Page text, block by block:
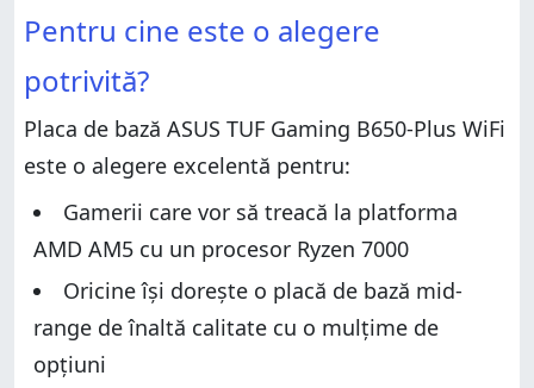
Verdict
Despachetarea plăcii de bază ASUS TUF Gaming
B650-Plus WiFi
ASUS TUF Gaming B650-Plus WiFi - Rezultatele
benchmarkurilor
Software inclus cu ASUS TUF Gaming B650-Plus WiFi
Ce părere ai despre ASUS TUF Gaming B650-Plus
WiFi?
Verdict
Despachetarea plăcii de bază ASUS TUF Gaming
Specificații hardware și design
ASUS TUF Gaming B650-Plus WiFi - Rezultatele
Software inclus cu ASUS TUF Gaming B650-Plus WiFi
Ce părere ai despre ASUS TUF Gaming B650-Plus
WiFi?
Pentru cine este o alegere
potrivită?
Placa de bază ASUS TUF Gaming B650-Plus WiFi
este o alegere excelentă pentru:
Gamerii care vor să treacă la platforma
AMD AM5 cu un procesor Ryzen 7000
Oricine își dorește o placă de bază mid-
range de înaltă calitate cu o mulțime de
opțiuni